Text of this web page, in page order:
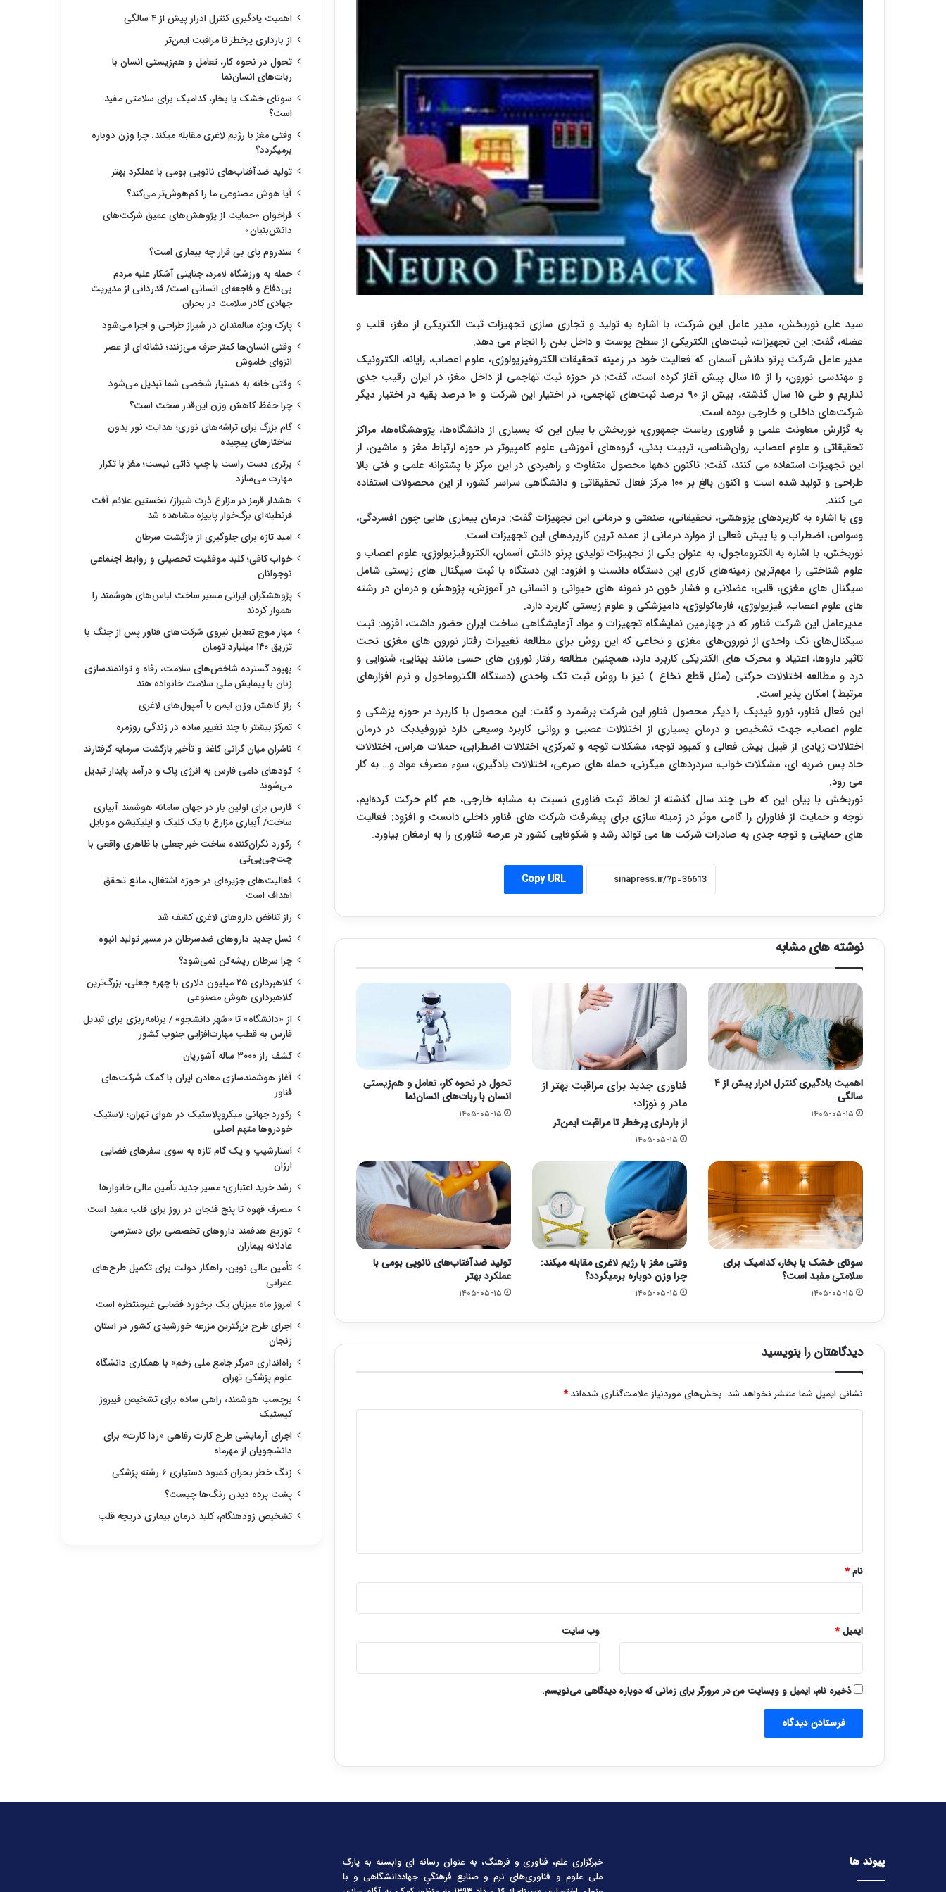
سید علی نوربخش، مدیر عامل این شرکت، با اشاره به تولید و تجاری سازی تجهیزات ثبت الکتریکی از مغز، قلب و
عضله، گفت: این تجهیزات، ثبت‌های الکتریکی از سطح پوست و داخل بدن را انجام می ‌دهد.
مدیر عامل شرکت پرتو دانش آسمان که فعالیت خود در زمینه تحقیقات الکتروفیزیولوژی، علوم اعصاب، رایانه، الکترونیک
و مهندسی نورون، را از ۱۵ سال پیش آغاز کرده است، گفت: در حوزه ثبت تهاجمی از داخل مغز، در ایران رقیب جدی
نداریم و طی ۱۵ سال گذشته، بیش از ۹۰ درصد ثبت‌های تهاجمی، در اختیار این شرکت و ۱۰ درصد بقیه در اختیار دیگر
شرکت‌های داخلی و خارجی بوده است.
به گزارش معاونت علمی و فناوری ریاست جمهوری، نوربخش با بیان این ‌که بسیاری از دانشگاه‌ها، پژوهشگاه‌ها، مراکز
تحقیقاتی و علوم اعصاب، روان‌شناسی، تربیت بدنی، گروه‌های آموزشی علوم کامپیوتر در حوزه ارتباط مغز و ماشین، از
این تجهیزات استفاده می‌ کنند، گفت: تاکنون دهها محصول متفاوت و راهبردی در این مرکز با پشتوانه علمی و فنی بالا
طراحی و تولید شده است و اکنون بالغ بر ۱۰۰ مرکز فعال تحقیقاتی و دانشگاهی سراسر کشور، از این محصولات استفاده
می‌ کنند.
وی با اشاره به کاربردهای پژوهشی، تحقیقاتی، صنعتی و درمانی این تجهیزات گفت: درمان بیماری هایی چون افسردگی،
وسواس، اضطراب و یا بیش فعالی از موارد درمانی از عمده ترین کاربردهای این تجهیزات است.
نوربخش، با اشاره به الکتروماجول، به عنوان یکی از تجهیزات تولیدی پرتو دانش آسمان، الکتروفیزیولوژی، علوم اعصاب و
علوم شناختی را مهم‌ترین زمینه‌های کاری این دستگاه دانست و افزود: این دستگاه با ثبت سیگنال های زیستی شامل
سیگنال های مغزی، قلبی، عضلانی و فشار خون در نمونه های حیوانی و انسانی در آموزش، پژوهش و درمان در رشته
های علوم اعصاب، فیزیولوژی، فارماکولوژی، دامپزشکی و علوم زیستی کاربرد دارد.
مدیرعامل این شرکت فناور که در چهارمین نمایشگاه تجهیزات و مواد آزمایشگاهی ساخت ایران حضور داشت، افزود: ثبت
سیگنال‌های تک واحدی از نورون‌های مغزی و نخاعی که این روش برای مطالعه تغییرات رفتار نورون های مغزی تحت
تاثیر داروها، اعتیاد و محرک های الکتریکی کاربرد دارد، همچنین مطالعه رفتار نورون های حسی مانند بینایی، شنوایی و
درد و مطالعه اختلالات حرکتی (مثل قطع نخاع ) نیز با روش ثبت تک واحدی (دستگاه الکتروماجول و نرم افزارهای
مرتبط) امکان پذیر است.
این فعال فناور، نورو فیدبک را دیگر محصول فناور این شرکت برشمرد و گفت: این محصول با کاربرد در حوزه پزشکی و
علوم اعصاب، جهت تشخیص و درمان بسیاری از اختلالات عصبی و روانی کاربرد وسیعی دارد نوروفیدبک در درمان
اختلالات زیادی از قبیل بیش فعالی و کمبود توجه، مشکلات توجه و تمرکزی، اختلالات اضطرابی، حملات هراس، اختلالات
حاد پس ضربه ای، مشکلات خواب، سردردهای میگرنی، حمله های صرعی، اختلالات یادگیری، سوء مصرف مواد و… به کار
می‌ رود.
نوربخش با بیان این که طی چند سال گذشته از لحاظ ثبت فناوری نسبت به مشابه خارجی، هم گام حرکت کرده‌ایم،
توجه و حمایت از فناوران را گامی موثر در زمینه ‌سازی برای پیشرفت شرکت‌ های فناور داخلی دانست و افزود: فعالیت
‌های حمایتی و توجه جدی به صادرات شرکت‌ ها می‌ تواند رشد و شکوفایی کشور در عرصه فناوری را به ارمغان بیاورد.
Copy URL
نوشته های مشابه
اهمیت یادگیری کنترل ادرار پیش از ۴
سالگی
۱۴۰۵-۰۵-۱۵
فناوری جدید برای مراقبت بهتر از
مادر و نوزاد؛
از بارداری پرخطر تا مراقبت ایمن‌تر
۱۴۰۵-۰۵-۱۵
تحول در نحوه کار، تعامل و هم‌زیستی
انسان با ربات‌های انسان‌نما
۱۴۰۵-۰۵-۱۵
سونای خشک یا بخار، کدامیک برای
سلامتی مفید است؟
۱۴۰۵-۰۵-۱۵
وقتی مغز با رژیم لاغری مقابله میکند:
چرا وزن دوباره برمیگردد؟
۱۴۰۵-۰۵-۱۵
تولید ضدآفتاب‌های نانویی بومی با
عملکرد بهتر
۱۴۰۵-۰۵-۱۵
دیدگاهتان را بنویسید
نشانی ایمیل شما منتشر نخواهد شد. بخش‌های موردنیاز علامت‌گذاری شده‌اند*
نام*
ایمیل* وب‌ سایت
ذخیره نام، ایمیل و وبسایت من در مرورگر برای زمانی که دوباره دیدگاهی می‌نویسم.
اهمیت یادگیری کنترل ادرار پیش از ۴ سالگی
از بارداری پرخطر تا مراقبت ایمن‌تر
تحول در نحوه کار، تعامل و هم‌زیستی انسان با
ربات‌های انسان‌نما
سونای خشک یا بخار، کدامیک برای سلامتی مفید
است؟
وقتی مغز با رژیم لاغری مقابله میکند: چرا وزن دوباره
برمیگردد؟
تولید ضدآفتاب‌های نانویی بومی با عملکرد بهتر
آیا هوش مصنوعی ما را کم‌هوش‌تر می‌کند؟
فراخوان «حمایت از پژوهش‌های عمیق شرکت‌های
دانش‌بنیان»
سندروم پای بی قرار چه بیماری است؟
حمله به ورزشگاه لامرد، جنایتی آشکار علیه مردم
بی‌دفاع و فاجعه‌ای انسانی است/ قدردانی از مدیریت
جهادی کادر سلامت در بحران
پارک ویژه سالمندان در شیراز طراحی و اجرا می‌شود
وقتی انسان‌ها کمتر حرف می‌زنند؛ نشانه‌ای از عصر
انزوای خاموش
وقتی خانه به دستیار شخصی شما تبدیل می‌شود
چرا حفظ کاهش وزن این‌قدر سخت است؟
گام بزرگ برای تراشه‌های نوری؛ هدایت نور بدون
ساختارهای پیچیده
برتری دست راست یا چپ ذاتی نیست؛ مغز با تکرار
مهارت می‌سازد
هشدار قرمز در مزارع ذرت شیراز/ نخستین علائم آفت
قرنطینه‌ای برگ‌خوار پاییزه مشاهده شد
امید تازه برای جلوگیری از بازگشت سرطان
خواب کافی؛ کلید موفقیت تحصیلی و روابط اجتماعی
نوجوانان
پژوهشگران ایرانی مسیر ساخت لباس‌های هوشمند را
هموار کردند
مهار موج تعدیل نیروی شرکت‌های فناور پس از جنگ با
تزریق ۱۴۰ میلیارد تومان
بهبود گسترده شاخص‌های سلامت، رفاه و توانمندسازی
زنان با پیمایش ملی سلامت خانواده هند
راز کاهش وزن ایمن با آمپول‌های لاغری
تمرکز بیشتر با چند تغییر ساده در زندگی روزمره
ناشران میان گرانی کاغذ و تأخیر بازگشت سرمایه گرفتارند
کودهای دامی فارس به انرژی پاک و درآمد پایدار تبدیل
می‌شوند
فارس برای اولین بار در جهان سامانه هوشمند آبیاری
ساخت/ آبیاری مزارع با یک کلیک و اپلیکیشن موبایل
رکورد نگران‌کننده ساخت خبر جعلی با ظاهری واقعی با
چت‌جی‌پی‌تی
فعالیت‌های جزیره‌ای در حوزه اشتغال، مانع تحقق
اهداف است
راز تناقض داروهای لاغری کشف شد
نسل جدید داروهای ضدسرطان در مسیر تولید انبوه
چرا سرطان ریشه‌کن نمی‌شود؟
کلاهبرداری ۲۵ میلیون دلاری با چهره جعلی، بزرگ‌ترین
کلاهبرداری هوش مصنوعی
از «دانشگاه» تا «شهر دانشجو» / برنامه‌ریزی برای تبدیل
فارس به قطب مهارت‌افزایی جنوب کشور
کشف راز ۳۰۰۰ ساله آشوریان
آغاز هوشمندسازی معادن ایران با کمک شرکت‌های
فناور
رکورد جهانی میکروپلاستیک در هوای تهران؛ لاستیک
خودروها متهم اصلی
استارشیپ و یک گام تازه به سوی سفرهای فضایی
ارزان
رشد خرید اعتباری؛ مسیر جدید تأمین مالی خانوارها
مصرف قهوه تا پنج فنجان در روز برای قلب مفید است
توزیع هدفمند داروهای تخصصی برای دسترسی
عادلانه بیماران
تأمین مالی نوین، راهکار دولت برای تکمیل طرح‌های
عمرانی
امروز ماه میزبان یک برخورد فضایی غیرمنتظره است
اجرای طرح بزرگترین مزرعه خورشیدی کشور در استان
زنجان
راه‌اندازی «مرکز جامع ملی زخم» با همکاری دانشگاه
علوم پزشکی تهران
برچسب هوشمند، راهی ساده برای تشخیص فیبروز
کیستیک
اجرای آزمایشی طرح کارت رفاهی «ردا کارت» برای
دانشجویان از مهرماه
زنگ خطر بحران کمبود دستیاری ۶ رشته پزشکی
پشت پرده دیدن رنگ‌ها چیست؟
تشخیص زودهنگام، کلید درمان بیماری دریچه قلب
پیوند ها
خبرگزاری علم، فناوری و فرهنگ، به عنوان رسانه ای وابسته به پارک
ملی علوم و فناوری‌های نرم و صنایع فرهنگیِ جهاددانشگاهی و با